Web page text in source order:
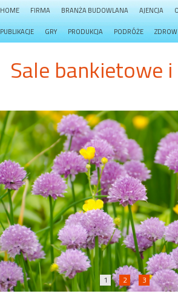
HOME FIRMA BRANŻA BUDOWLANA AJENCJA
PUBLIKACJE GRY PRODUKCJA PODRÓŻE
Sale bankietowe
1 2 3